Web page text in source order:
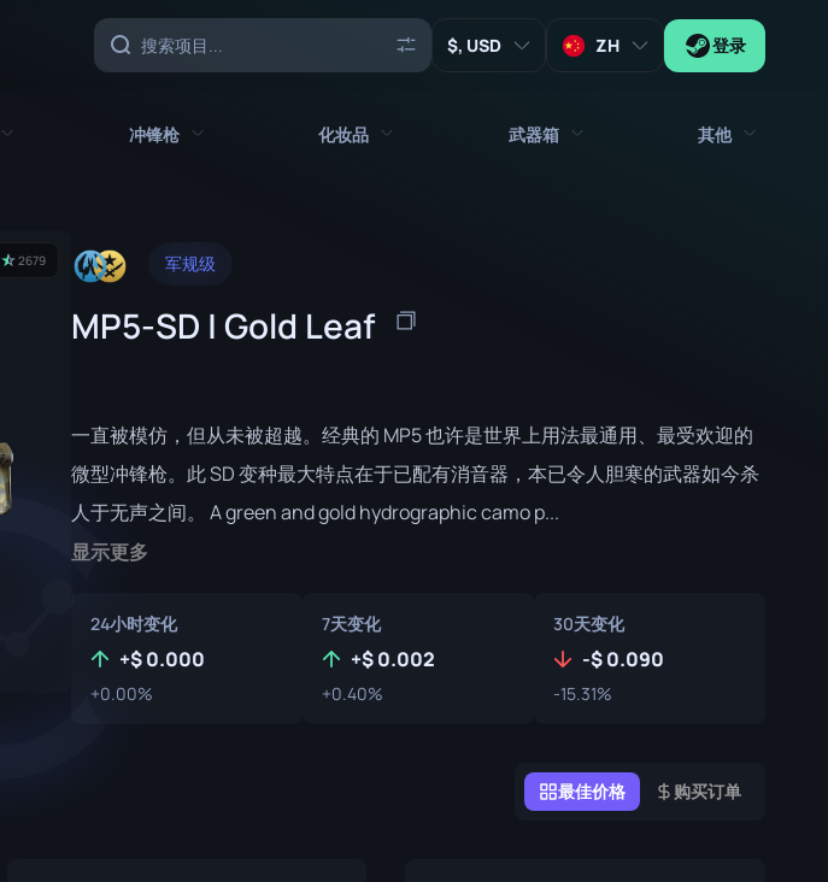
, USD ZH 登录
AK-47
G3SG1
加利尔 AR
冲锋枪
MAC-10
MP5-SD
P90
PP-野牛
化妆品
武器挂饰
补丁
武器箱
贴纸胶囊
音乐包盒
纪念品
纪念品亮点
徽章
其他
★
☆2679 军规级
MP5-SD | Gold Leaf
一直被模仿，但从未被超越。经典的 MP5 也许是世界上用法最通用、最受欢迎的
微型冲锋枪。此 SD 变种最大特点在于已配有消音器，本已令人胆寒的武器如今杀
人于无声之间。 A green and gold hydrographic camo p...
显示更多
24小时变化
+ 0.000
+0.00%
7天变化
+ 0.002
+0.40%
30天变化
- 0.090
-15.31%
最佳价格 购买订单